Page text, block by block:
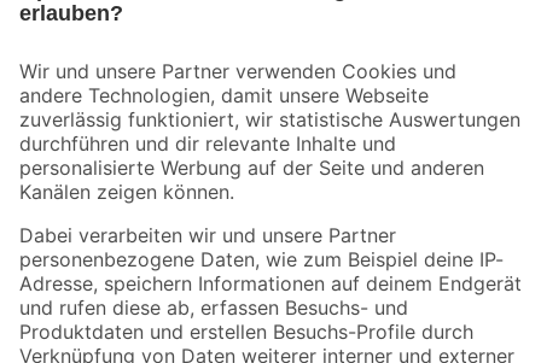
Der toom Newsletter: Keine Angebote und Aktionen mehr verpassen!
Zur Newsletter Anmeldung
Folge uns
Zahlungsarten Versandarten